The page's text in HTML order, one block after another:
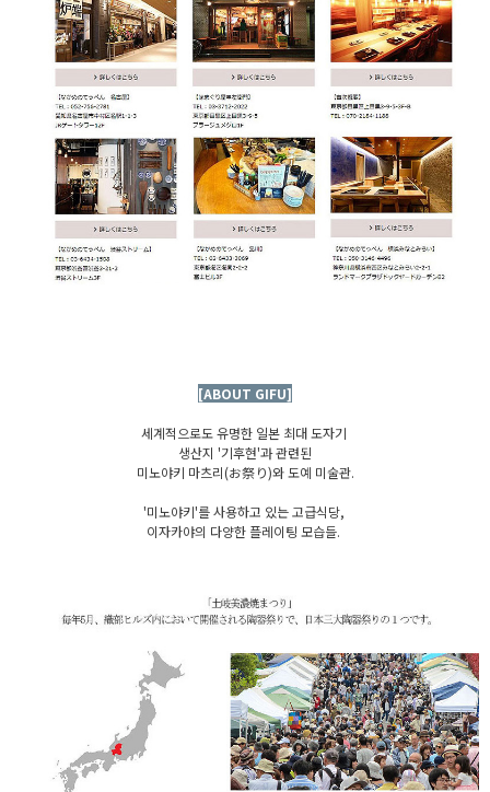
[ABOUT GIFU]
세계적으로도 유명한 일본 최대 도자기
생산지 '기후현'과 관련된
미노야키 마츠리(お祭り)와 도예 미술관.
'미노야키'를 사용하고 있는 고급식당,
이자카야의 다양한 플레이팅 모습들.